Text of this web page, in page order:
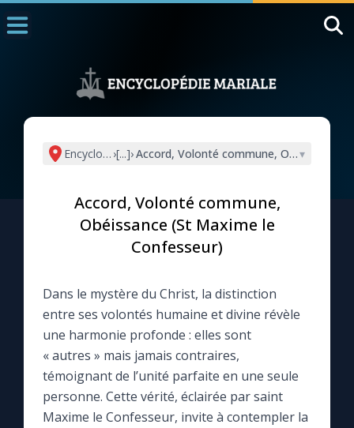
L'actualité de la semaine
La chaîne Youtube
La newsletter
La vidéo de la semaine
Le compte Tiktok
Encyclopédie mariale
›[...]›Accord, Volonté commune, Obéissance
▾
Accord, Volonté commune,
Obéissance (St Maxime le
Confesseur)
Dans le mystère du Christ, la distinction
entre ses volontés humaine et divine révèle
une harmonie profonde : elles sont
« autres » mais jamais contraires,
témoignant de l’unité parfaite en une seule
personne. Cette vérité, éclairée par saint
Maxime le Confesseur, invite à contempler la